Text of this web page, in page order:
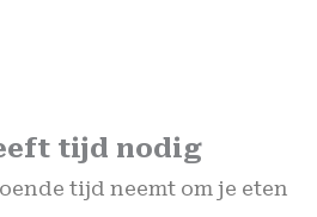
tijd nodig
tijd neemt om je eten